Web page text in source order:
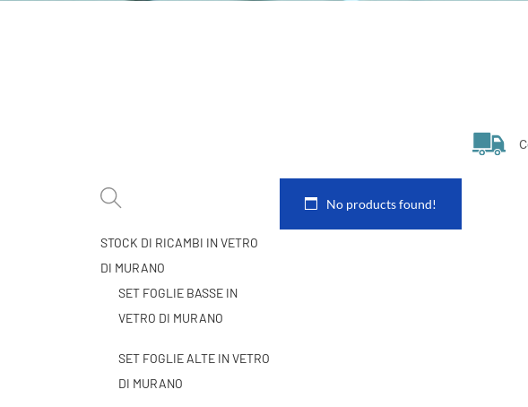
STOCK DI RICAMBI IN VETRO
DI MURANO
SET FOGLIE BASSE IN
VETRO DI MURANO
SET FOGLIE ALTE IN VETRO
DI MURANO
No products found!